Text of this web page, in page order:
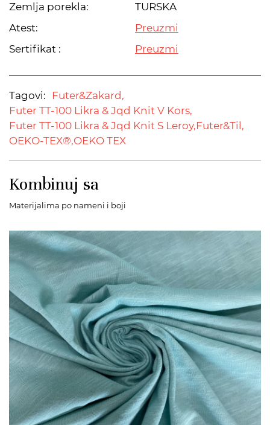
Zemlja porekla:
TURSKA
Atest:
Preuzmi
Sertifikat :
Preuzmi
Tagovi:
Futer&Zakard,
Futer TT-100 Likra & Jqd Knit V Kors,
Futer TT-100 Likra & Jqd Knit S Leroy,Futer&Til,
OEKO-TEX®,OEKO TEX
Kombinuj sa
Materijalima po nameni i boji